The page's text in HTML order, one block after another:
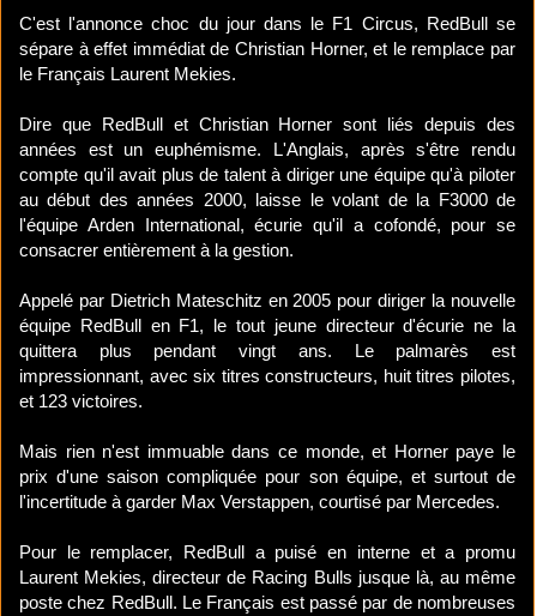
C'est l'annonce choc du jour dans le F1 Circus, RedBull se
sépare à effet immédiat de Christian Horner, et le remplace par
le Français Laurent Mekies.
Dire que RedBull et Christian Horner sont liés depuis des
années est un euphémisme. L'Anglais, après s'être rendu
compte qu'il avait plus de talent à diriger une équipe qu'à piloter
au début des années 2000, laisse le volant de la F3000 de
l'équipe Arden International, écurie qu'il a cofondé, pour se
consacrer entièrement à la gestion.
Appelé par Dietrich Mateschitz en 2005 pour diriger la nouvelle
équipe RedBull en F1, le tout jeune directeur d'écurie ne la
quittera plus pendant vingt ans. Le palmarès est
impressionnant, avec six titres constructeurs, huit titres pilotes,
et 123 victoires.
Mais rien n'est immuable dans ce monde, et Horner paye le
prix d'une saison compliquée pour son équipe, et surtout de
l'incertitude à garder Max Verstappen, courtisé par Mercedes.
Pour le remplacer, RedBull a puisé en interne et a promu
Laurent Mekies, directeur de Racing Bulls jusque là, au même
poste chez RedBull. Le Français est passé par de nombreuses